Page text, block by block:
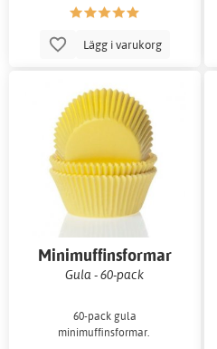
Lägg i varukorg
Minimuffinsformar
Gula - 60-pack
60-pack gula
minimuffinsformar.